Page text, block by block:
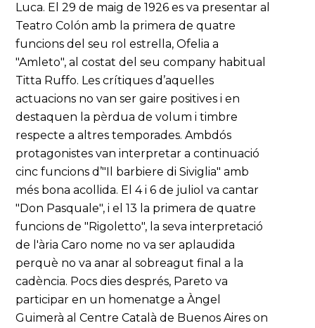
Luca. El 29 de maig de 1926 es va presentar al
Teatro Colón amb la primera de quatre
funcions del seu rol estrella, Ofelia a
"Amleto", al costat del seu company habitual
Titta Ruffo. Les crítiques d’aquelles
actuacions no van ser gaire positives i en
destaquen la pèrdua de volum i timbre
respecte a altres temporades. Ambdós
protagonistes van interpretar a continuació
cinc funcions d’"Il barbiere di Siviglia" amb
més bona acollida. El 4 i 6 de juliol va cantar
"Don Pasquale", i el 13 la primera de quatre
funcions de "Rigoletto", la seva interpretació
de l'ària Caro nome no va ser aplaudida
perquè no va anar al sobreagut final a la
cadència. Pocs dies després, Pareto va
participar en un homenatge a Àngel
Guimerà al Centre Català de Buenos Aires on